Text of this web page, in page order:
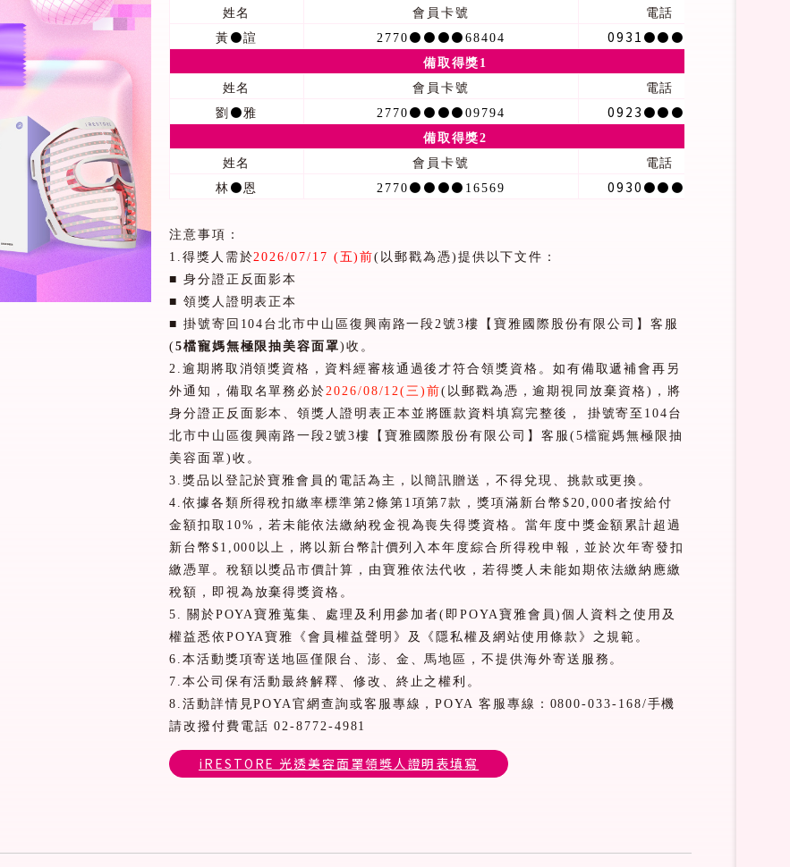
姓名
會員卡號
電話
黃 ⚫諠 2770 ⚫⚫⚫⚫68404 0931 ⚫⚫⚫
備取得獎 1
姓名
會員卡號
電話
劉 ⚫雅 2770 ⚫⚫⚫⚫09794 0923 ⚫⚫⚫
備取得獎2
姓名
會員卡號
電話
林 ⚫恩 2770 ⚫⚫⚫⚫ 16569 0930 ⚫⚫⚫
注意事項：
1. 得獎人需於2026/07/17 (五)前( 以郵戳為憑) 提供以下文件：
■ 身分證正反面影本
■ 領獎人證明表正本
■ 掛號寄回 104 台北市中山區復興南路一段2號3樓【寶雅國際股份有限公司】客服
(5檔寵媽無極限抽美容面罩) 收。
2. 逾期將取消領獎資格，資料經審核通過後才符合領獎資格。 如有備取遞補會再另
外通知，備取名單務必於2026/08/12(三)前( 以郵戳為憑，逾期視同放棄資格) ，將
身分證正反面影本、領獎人證明表正本並將匯款資料填寫完整後， 掛號寄至 104 台
北市中山區復興南路一段2號3樓 【寶雅國際股份有限公司】客服 (5檔寵媽無極限抽
美容面罩) 收 。
3. 獎品以登記於寶雅會員的電話為主，以簡訊贈送，不得兌現、挑款或更換。
4. 依據各類所得稅扣繳率標準第2條第 1 項第 7款，獎項滿新台幣 $20,000者按給付
金額扣取 10% ，若未能依法繳納稅金視為喪失得獎資格。當年度中獎金額累計超過
新台幣 $1,000 以上，將以新台幣計價列入本年度綜合所得稅申報，並於次年寄發扣
繳憑單。稅額以獎品市價計算，由寶雅依法代收，若得獎人未能如期依法繳納應繳
稅額，即視為放棄得獎資格。
5. 關於POYA寶雅蒐集、處理及利用參加者( 即POYA寶雅會員)個人資料之使用及
權益悉依 POYA寶雅《會員權益聲明》及《隱私權及網站使用條款》之規範。
6. 本活動獎項寄送地區僅限台、澎、金、馬地區，不提供海外寄送服務。
7. 本公司保有活動最終解釋、修改、終止之權利。
8. 活動詳情見POYA官網查詢或客服專線，POYA 客服專線： 0800-033-168/手機
請改撥付費電話 02-8772-4981
iRESTORE 光透美容面罩領獎人證明表填寫